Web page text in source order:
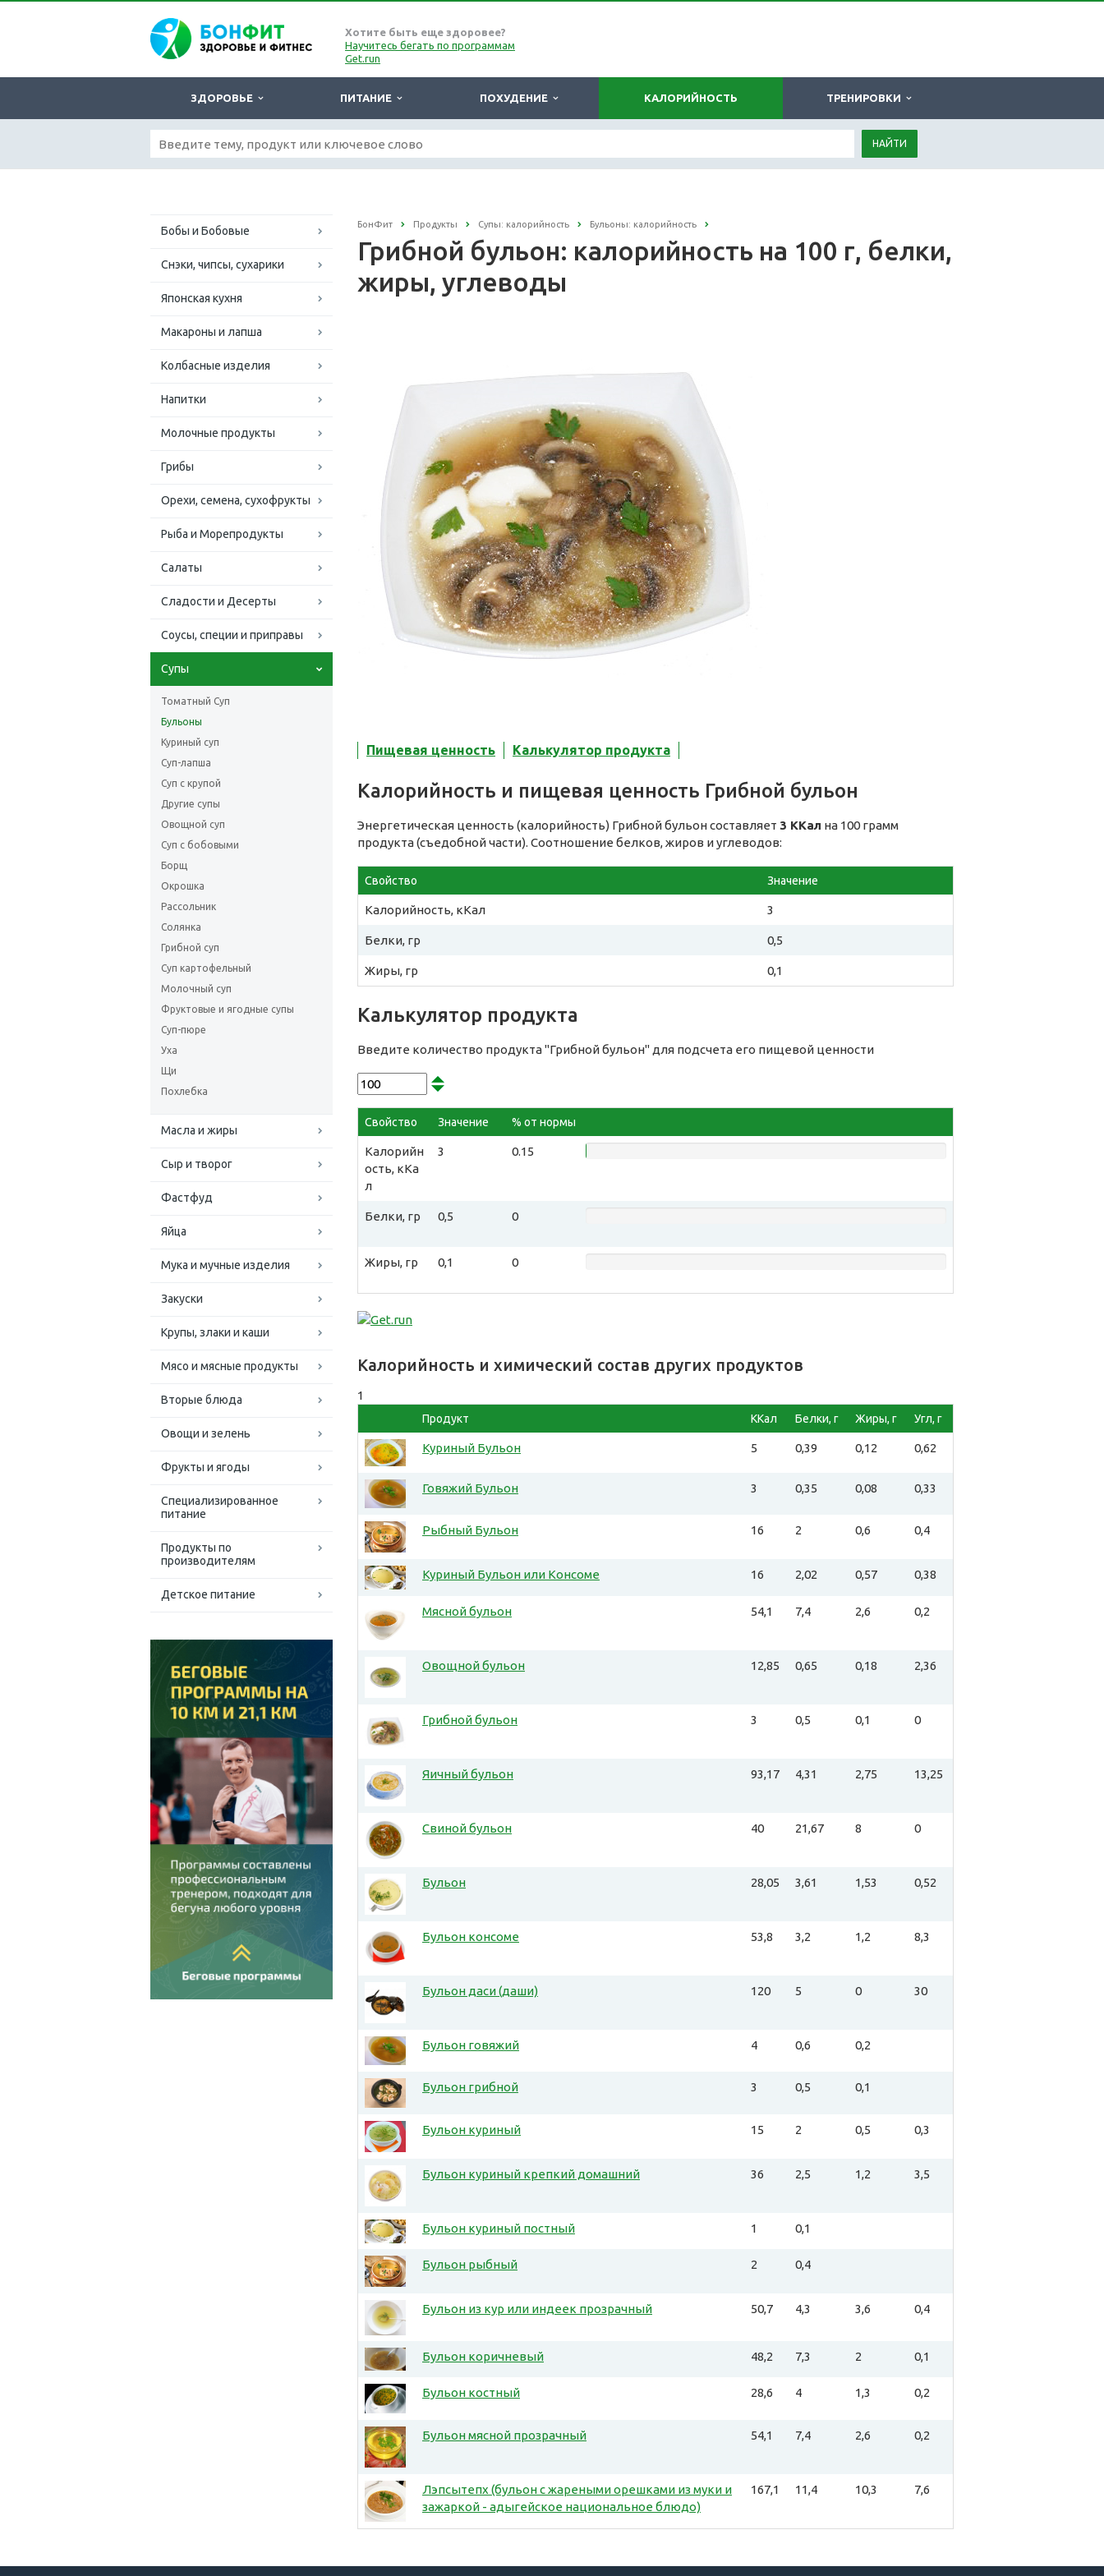
Хотите быть еще здоровее?
Научитесь бегать по программам
Get.run
ЗДОРОВЬЕ ПИТАНИЕ ПОХУДЕНИЕ КАЛОРИЙНОСТЬ ТРЕНИРОВКИ
НАЙТИ
Бобы и Бобовые
Снэки, чипсы, сухарики
Японская кухня
Макароны и лапша
Колбасные изделия
Напитки
Молочные продукты
Грибы
Орехи, семена, сухофрукты
Рыба и Морепродукты
Салаты
Сладости и Десерты
Соусы, специи и приправы
Супы
Томатный Суп
Бульоны
Куриный суп
Суп-лапша
Суп с крупой
Другие супы
Овощной суп
Суп с бобовыми
Борщ
Окрошка
Рассольник
Солянка
Грибной суп
Суп картофельный
Молочный суп
Фруктовые и ягодные супы
Суп-пюре
Уха
Щи
Похлебка
Масла и жиры
Сыр и творог
Фастфуд
Яйца
Мука и мучные изделия
Закуски
Крупы, злаки и каши
Мясо и мясные продукты
Вторые блюда
Овощи и зелень
Фрукты и ягоды
Специализированное
питание
Продукты по
производителям
Детское питание
БонФит Продукты Супы: калорийность Бульоны: калорийность
Грибной бульон: калорийность на 100 г, белки,
жиры, углеводы
Пищевая ценность Калькулятор продукта
Калорийность и пищевая ценность Грибной бульон
Энергетическая ценность (калорийность) Грибной бульон составляет 3 ККал на 100 грамм
продукта (съедобной части). Соотношение белков, жиров и углеводов:
Свойство Значение
Калорийность, кКал 3
Белки, гр 0,5
Жиры, гр 0,1
Калькулятор продукта
Введите количество продукта "Грибной бульон" для подсчета его пищевой ценности
Свойство Значение % от нормы
Калорийн
ость, кКа
л
3 0.15
Белки, гр 0,5 0
Жиры, гр 0,1 0
Калорийность и химический состав других продуктов
1
Продукт ККал Белки, г Жиры, г Угл, г
Куриный Бульон 5 0,39 0,12 0,62
Говяжий Бульон 3 0,35 0,08 0,33
Рыбный Бульон 16 2 0,6 0,4
Куриный Бульон или Консоме 16 2,02 0,57 0,38
Мясной бульон 54,1 7,4 2,6 0,2
Овощной бульон 12,85 0,65 0,18 2,36
Грибной бульон 3 0,5 0,1 0
Яичный бульон 93,17 4,31 2,75 13,25
Свиной бульон 40 21,67 8 0
Бульон 28,05 3,61 1,53 0,52
Бульон консоме 53,8 3,2 1,2 8,3
Бульон даси (даши) 120 5 0 30
Бульон говяжий 4 0,6 0,2
Бульон грибной 3 0,5 0,1
Бульон куриный 15 2 0,5 0,3
Бульон куриный крепкий домашний 36 2,5 1,2 3,5
Бульон куриный постный 1 0,1
Бульон рыбный 2 0,4
Бульон из кур или индеек прозрачный 50,7 4,3 3,6 0,4
Бульон коричневый 48,2 7,3 2 0,1
Бульон костный 28,6 4 1,3 0,2
Бульон мясной прозрачный 54,1 7,4 2,6 0,2
Лэпсытепх (бульон с жареными орешками из муки и
зажаркой - адыгейское национальное блюдо)
167,1 11,4 10,3 7,6